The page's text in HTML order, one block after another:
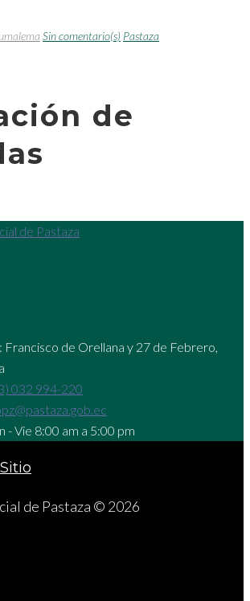
Sin comentario(s) Pastaza
de
Francisco de Orellana y 27 de Febrero,
032 994-220
- Vie 8:00 am a 5:00 pm
de Pastaza © 2026